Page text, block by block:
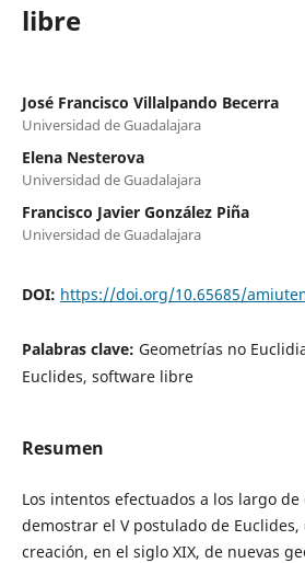
libre
José Francisco Villalpando Becerra
Universidad de Guadalajara
Elena Nesterova
Universidad de Guadalajara
Francisco Javier González Piña
Universidad de Guadalajara
DOI: https://doi.org/10.65685/
Palabras clave: Geometrías no
Euclides, software libre
Resumen
Los intentos efectuados a los largo de
demostrar el V postulado de
creación, en el siglo XIX, de nuevas